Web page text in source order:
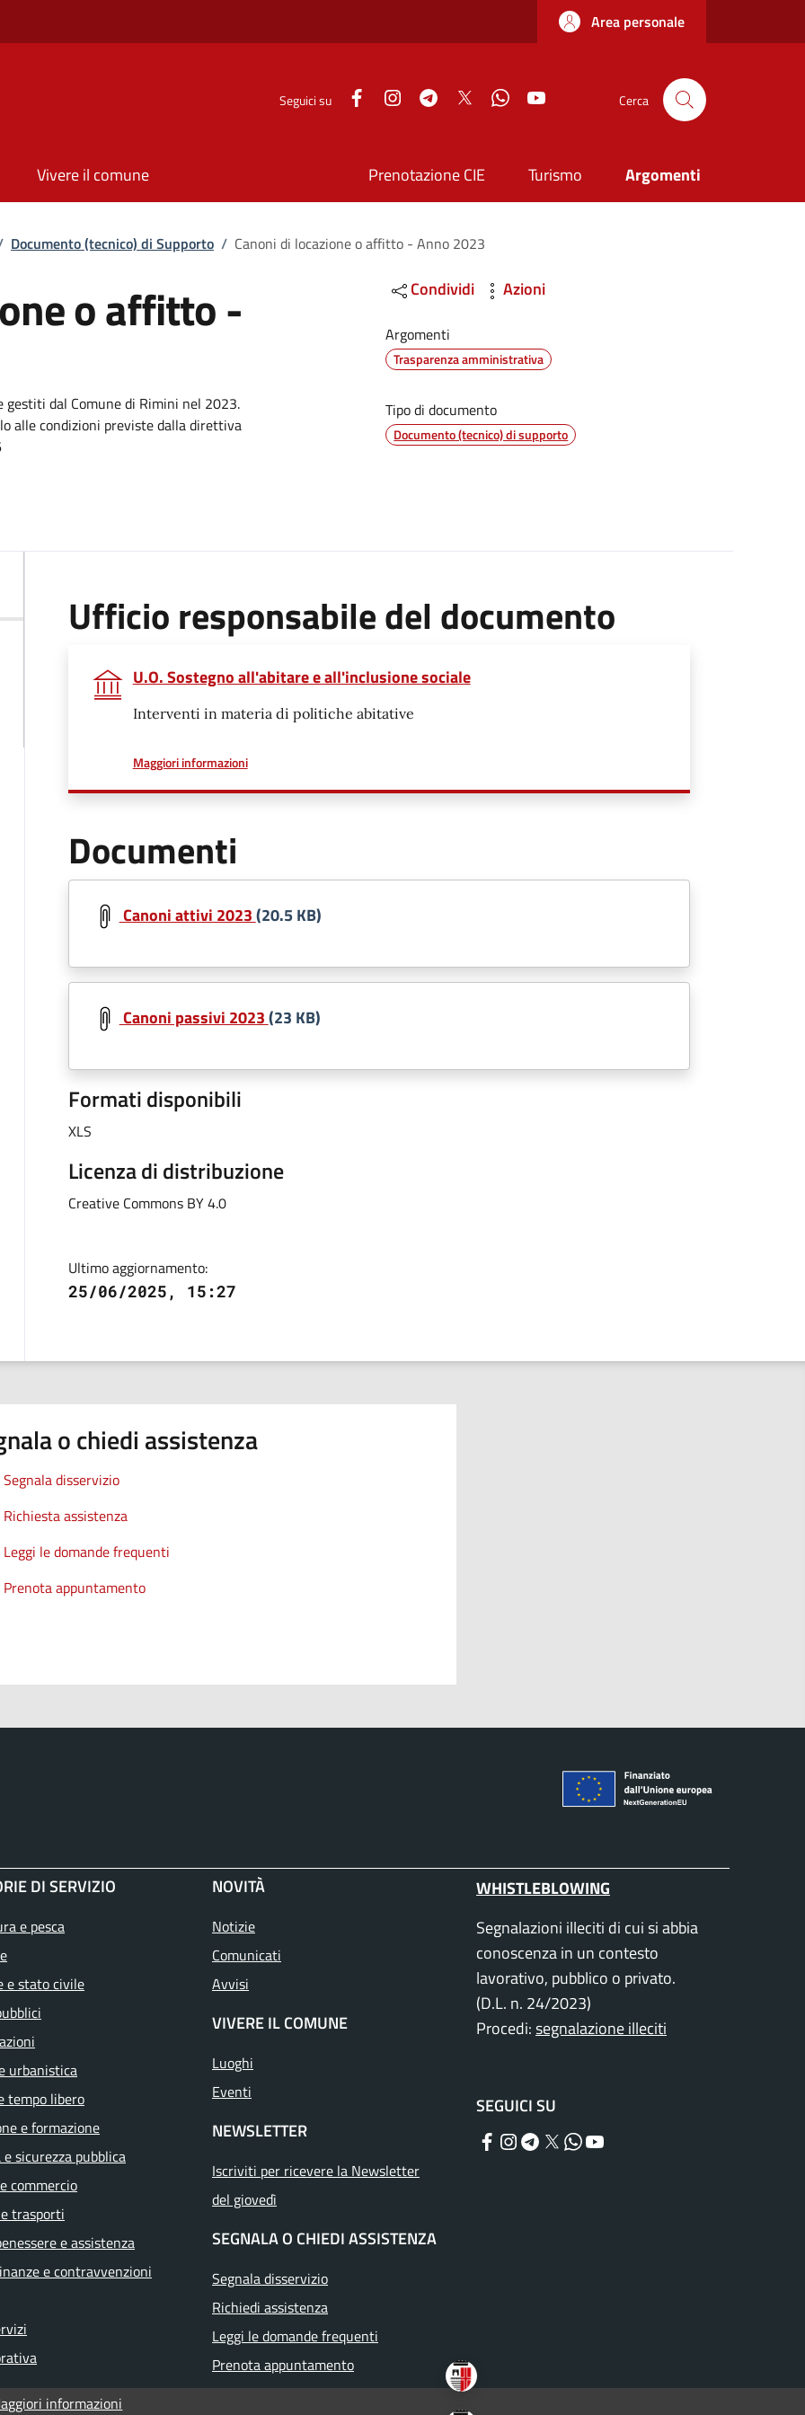
Area personale
Seguici su FacebookInstagramTelegramTwitter WhatsApp Cerca
Vivere il comune Prenotazione CIE Turismo Argomenti
Documento (tecnico) di Supporto / Canoni di locazione o affitto - Anno 2023
o affitto -
dal Comune di Rimini nel 2023.
alle condizioni previste dalla direttiva
Condividi Azioni
Argomenti
Trasparenza amministrativa
Tipo di documento
Documento (tecnico) di supporto
Ufficio responsabile del documento
U.O. Sostegno all'abitare e all'inclusione sociale
Interventi in materia di politiche abitative
Maggiori informazionia proposito di
Documenti
Canoni attivi 2023(20.5 KB)
Canoni passivi 2023(23 KB)
Formati disponibili
XLS
Licenza di distribuzione
Creative Commons BY 4.0
Ultimo aggiornamento:
25/06/2025, 15:27
o chiedi assistenza
Segnala disservizio
Richiesta assistenza
Leggi le domande frequenti
Prenota appuntamento
DI SERVIZIO
e pesca
e stato civile
urbanistica
tempo libero
e formazione
sicurezza pubblica
commercio
trasporti
e assistenza
e contravvenzioni
NOVITÀ
Notizie
Comunicati
Avvisi
VIVERE IL COMUNE
Luoghi
Eventi
NEWSLETTER
Iscriviti per ricevere la Newsletter
del giovedì
SEGNALA O CHIEDI ASSISTENZA
Segnala disservizio
Richiedi assistenza
Leggi le domande frequenti
Prenota appuntamento
WHISTLEBLOWING
Segnalazioni illeciti di cui si abbia
conoscenza in un contesto
lavorativo, pubblico o privato.
(D.L. n. 24/2023)
Procedi:segnalazione illeciti
SEGUICI SU
Facebook
Instagram
Telegram
TwitterWhatsApp
informazioni